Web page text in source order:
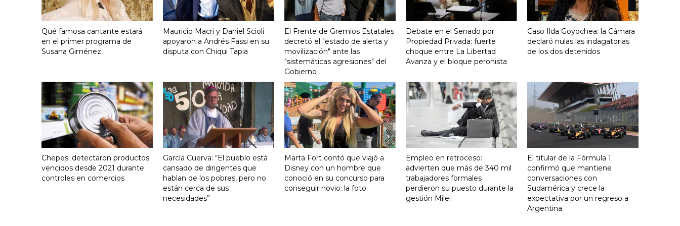
Qué famosa cantante estará
en el primer programa de
Susana Giménez
Mauricio Macri y Daniel Scioli
apoyaron a Andrés Fassi en su
disputa con Chiqui Tapia
El Frente de Gremios Estatales
decretó el "estado de alerta y
movilización" ante las
"sistemáticas agresiones" del
Gobierno
Debate en el Senado por
Propiedad Privada: fuerte
choque entre La Libertad
Avanza y el bloque peronista
Caso Ilda Goyochea: la Cámara
declaró nulas las indagatorias
de los dos detenidos
Chepes: detectaron productos
vencidos desde 2021 durante
controles en comercios
García Cuerva: “El pueblo está
cansado de dirigentes que
hablan de los pobres, pero no
están cerca de sus
necesidades”
Marta Fort contó que viajó a
Disney con un hombre que
conoció en su concurso para
conseguir novio: la foto
Empleo en retroceso:
advierten que más de 340 mil
trabajadores formales
perdieron su puesto durante la
gestión Milei
El titular de la Fórmula 1
confirmó que mantiene
conversaciones con
Sudamérica y crece la
expectativa por un regreso a
Argentina